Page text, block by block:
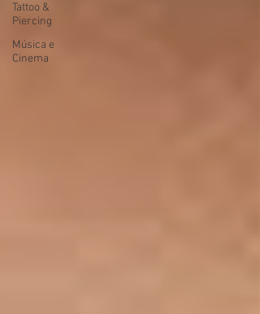
Tattoo &
Piercing
Música e
Cinema